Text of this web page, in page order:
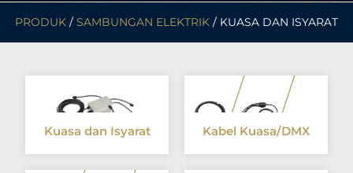
PRODUK / SAMBUNGAN ELEKTRIK / KUASA DAN ISYARAT
Kuasa dan Isyarat Kabel Kuasa/DMX